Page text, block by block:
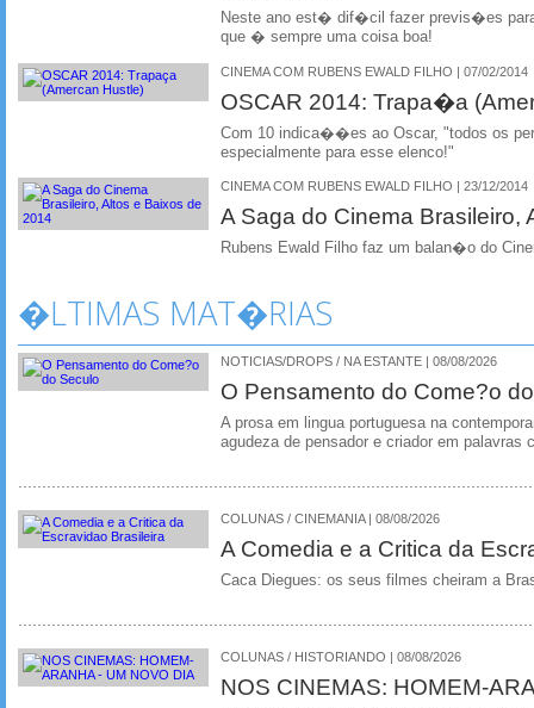
Neste ano est� dif�cil fazer previs�es
que � sempre uma coisa boa!
CINEMA COM RUBENS EWALD FILHO | 07/02/2014
OSCAR 2014: Trapa�a
Com 10 indica��es ao Oscar, "todos os
especialmente para esse elenco!"
CINEMA COM RUBENS EWALD FILHO | 23/12/2014
A Saga do Cinema Brasileiro,
Rubens Ewald Filho faz um balan�o do
�LTIMAS MAT�RIAS
NOTICIAS/DROPS / NA ESTANTE | 08/08/2026
O Pensamento do Come?o
A prosa em lingua portuguesa na
agudeza de pensador e criador em palavras
COLUNAS / CINEMANIA | 08/08/2026
A Comedia e a Critica da
Caca Diegues: os seus filmes cheiram a
COLUNAS / HISTORIANDO | 08/08/2026
NOS CINEMAS: HOMEM-